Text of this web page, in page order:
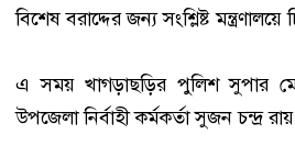
বিশেষ বরাদ্দের জন্য সংশ্লিষ্ট মন্ত্রণালয়ে
এ সময় খাগড়াছড়ির পুলিশ সুপার
উপজেলা নির্বাহী কর্মকর্তা সুজন চন্দ্র